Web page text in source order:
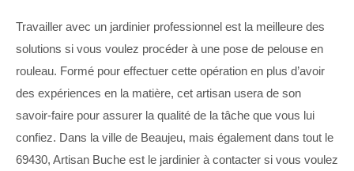
Travailler avec un jardinier professionnel est la meilleure des
solutions si vous voulez procéder à une pose de pelouse en
rouleau. Formé pour effectuer cette opération en plus d’avoir
des expériences en la matière, cet artisan usera de son
savoir-faire pour assurer la qualité de la tâche que vous lui
confiez. Dans la ville de Beaujeu, mais également dans tout le
69430, Artisan Buche est le jardinier à contacter si vous voulez